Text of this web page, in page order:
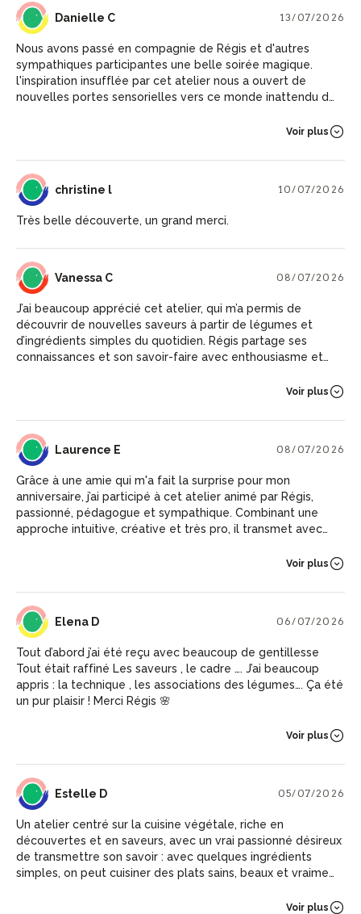
DC Danielle C 13/07/2026
Nous avons passé en compagnie de Régis et d'autres
sympathiques participantes une belle soirée magique.
l'inspiration insufflée par cet atelier nous a ouvert de
nouvelles portes sensorielles vers ce monde inattendu du
Voir plus
CL christine l 10/07/2026
Très belle découverte, un grand merci.
VC Vanessa C 08/07/2026
J’ai beaucoup apprécié cet atelier, qui m’a permis de
découvrir de nouvelles saveurs à partir de légumes et
d’ingrédients simples du quotidien. Régis partage ses
connaissances et son savoir-faire avec enthousiasme et
Voir plus
LE Laurence E 08/07/2026
Grâce à une amie qui m'a fait la surprise pour mon
anniversaire, j’ai participé à cet atelier animé par Régis,
passionné, pédagogue et sympathique. Combinant une
approche intuitive, créative et très pro, il transmet avec
coupe, de cuisson, d’assemblage et de présentation. Dans
nous avons appris à cuisiner autrement, sans recette, en
laissant place à la créativité. Il nous a donné envie de
cuisiner et de valoriser le végétal, sans chichis, à base
d'éléments simples mais délicieux. Nous avons terminé la
soirée par un délicieux dîner, aux chandelles, généreux,
savoureux et raffiné. Je recommande vivement ce chef,
inspirant et généreux.
Voir plus
ED Elena D 06/07/2026
Tout d’abord j’ai été reçu avec beaucoup de gentillesse
Tout était raffiné Les saveurs , le cadre …. J’ai beaucoup
appris : la technique , les associations des légumes…. Ça été
un pur plaisir ! Merci Régis 🌸
Voir plus
ED Estelle D 05/07/2026
Un atelier centré sur la cuisine végétale, riche en
découvertes et en saveurs, avec un vrai passionné désireux
de transmettre son savoir : avec quelques ingrédients
simples, on peut cuisiner des plats sains, beaux et vraiment
Voir plus